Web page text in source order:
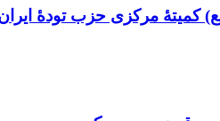
مرکزی حزب تودهٔ ایران